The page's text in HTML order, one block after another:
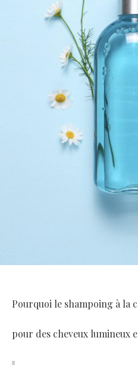
Pourquoi le shampoing à la
pour des cheveux lumineux